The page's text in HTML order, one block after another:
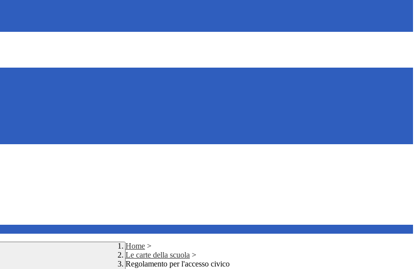
Home >
Le carte della scuola >
Regolamento per l'accesso civico